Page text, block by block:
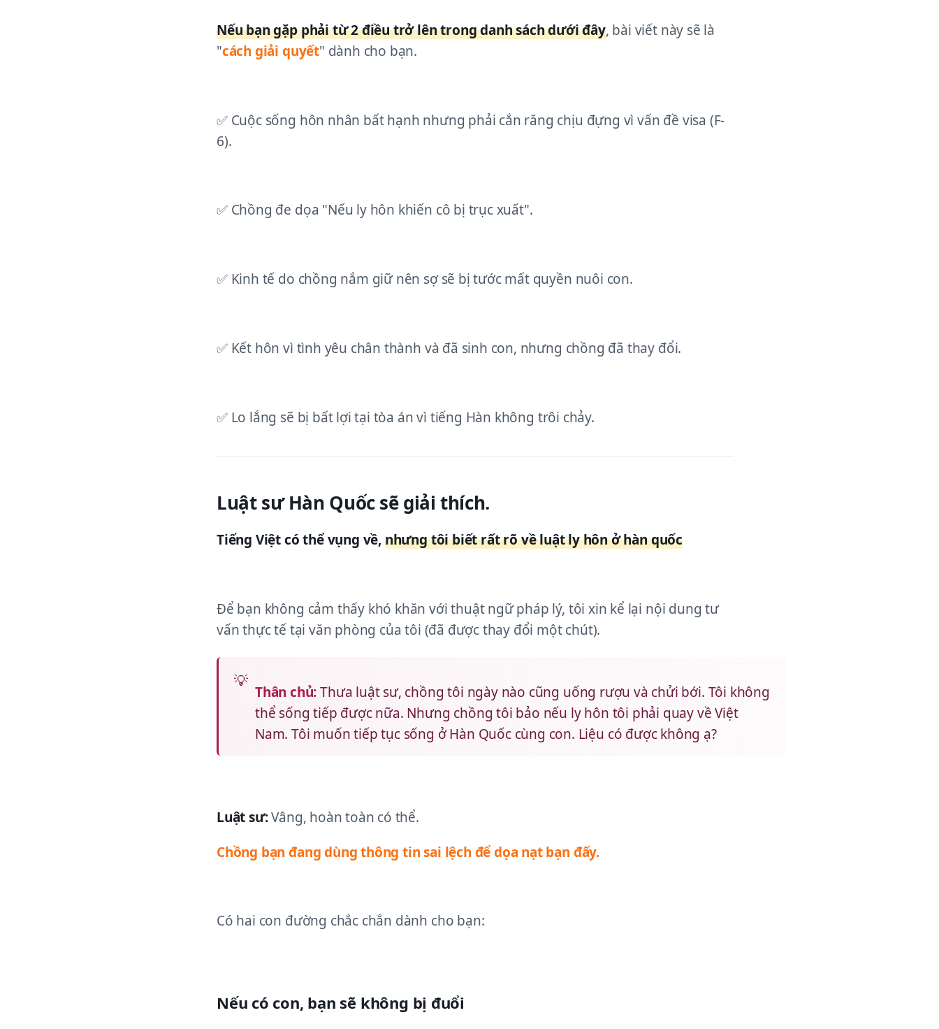
Nếu bạn gặp phải từ 2 điều trở lên trong danh sách dưới đây, bài viết này sẽ là
"cách giải quyết" dành cho bạn.
✅ Cuộc sống hôn nhân bất hạnh nhưng phải cắn răng chịu đựng vì vấn đề visa (F-
6).
✅ Chồng đe dọa "Nếu ly hôn khiến cô bị trục xuất".
✅ Kinh tế do chồng nắm giữ nên sợ sẽ bị tước mất quyền nuôi con.
✅ Kết hôn vì tình yêu chân thành và đã sinh con, nhưng chồng đã thay đổi.
✅ Lo lắng sẽ bị bất lợi tại tòa án vì tiếng Hàn không trôi chảy.
Luật sư Hàn Quốc sẽ giải thích.
Tiếng Việt có thể vụng về,nhưng tôi biết rất rõ về luật ly hôn ở hàn quốc
Để bạn không cảm thấy khó khăn với thuật ngữ pháp lý, tôi xin kể lại nội dung tư
vấn thực tế tại văn phòng của tôi (đã được thay đổi một chút).
Thân chủ:Thưa luật sư, chồng tôi ngày nào cũng uống rượu và chửi bới. Tôi không
thể sống tiếp được nữa. Nhưng chồng tôi bảo nếu ly hôn tôi phải quay về Việt
Nam. Tôi muốn tiếp tục sống ở Hàn Quốc cùng con. Liệu có được không ạ?
Luật sư:Vâng, hoàn toàn có thể.
Chồng bạn đang dùng thông tin sai lệch để dọa nạt bạn đấy.
Có hai con đường chắc chắn dành cho bạn:
Nếu có con, bạn sẽ không bị đuổi